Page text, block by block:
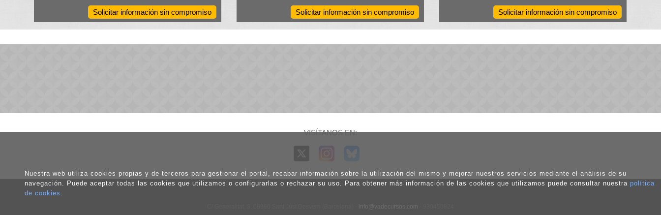
Solicitar información sin compromiso Solicitar información sin compromiso Solicitar información sin compromiso
VISÍTANOS EN:
info@vadecursos.com
Nuestra web utiliza cookies propias y de terceros para gestionar el portal, recabar información sobre la utilización del mismo y mejorar nuestros servicios mediante el análisis de su
navegación. Puede aceptar todas las cookies que utilizamos o configurarlas o rechazar su uso. Para obtener más información de las cookies que utilizamos puede consultar nuestra política
de cookies .